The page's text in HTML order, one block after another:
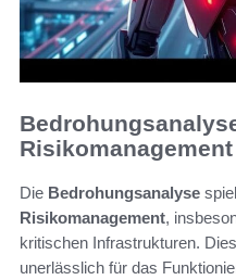
Risikomanagement
Die Bedrohungsanalyse
Risikomanagement,
kritischen Infrastrukturen.
unerlässlich für das